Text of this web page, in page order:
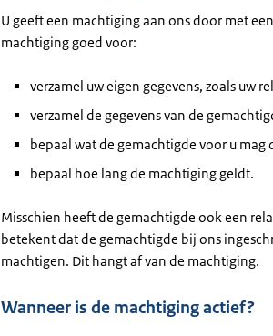
U geeft een machtiging aan ons door met
machtiging goed voor:
verzamel uw eigen gegevens, zoals uw
verzamel de gegevens van de
bepaal wat de gemachtigde voor u mag
bepaal hoe lang de machtiging geldt.
Misschien heeft de gemachtigde ook een
betekent dat de gemachtigde bij ons
machtigen. Dit hangt af van de machtiging.
Wanneer is de machtiging actief?